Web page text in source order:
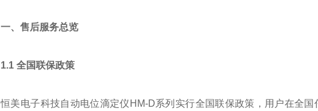
一、售后服务总览
1.1 全国联保政策
恒美电子科技自动电位滴定仪HM-D系列实行全国联保政策，用户在全